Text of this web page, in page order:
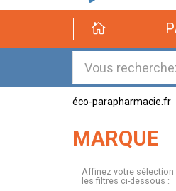
éco-
éco-
éco-parapharmacie.fr
MARQUE
Affinez votre sélection
les filtres ci-dessous :